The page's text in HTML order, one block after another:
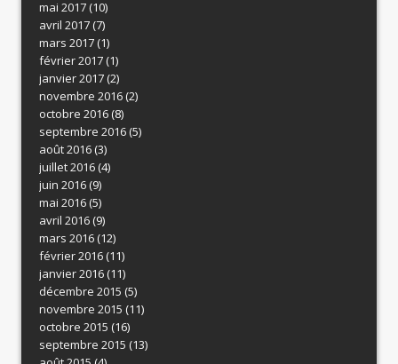
mai 2017(10)
avril 2017(7)
mars 2017(1)
février 2017(1)
janvier 2017(2)
novembre 2016(2)
octobre 2016(8)
septembre 2016(5)
août 2016(3)
juillet 2016(4)
juin 2016(9)
mai 2016(5)
avril 2016(9)
mars 2016(12)
février 2016(11)
janvier 2016(11)
décembre 2015 (5)
novembre 2015 (11)
octobre 2015 (16)
septembre 2015 (13)